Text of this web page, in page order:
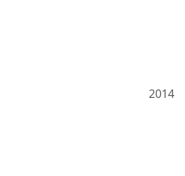
2014